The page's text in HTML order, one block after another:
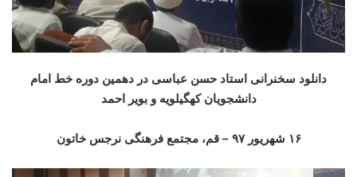
دانلود سخنرانی استاد حسن عباسی در دهمین دوره خط امام
دانشجویان کهگیلویه و بویر احمد
۱۶ شهریور ۹۷ – قم، مجتمع فرهنگی نرجس خاتون